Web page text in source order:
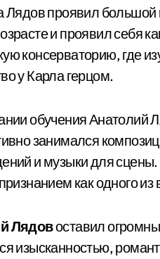
Лядов проявил
и проявил себя
консерваторию, где
у Карла герцом.
обучения Анатолий
занимался
и музыки для
как одного
Лядовоставил
изысканностью,